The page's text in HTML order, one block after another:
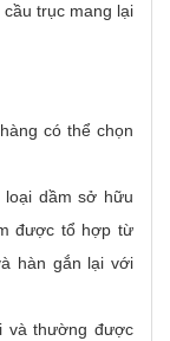
trục mang lại
có thể chọn
dầm sở hữu
được tổ hợp từ
hàn gắn lại với
và thường được